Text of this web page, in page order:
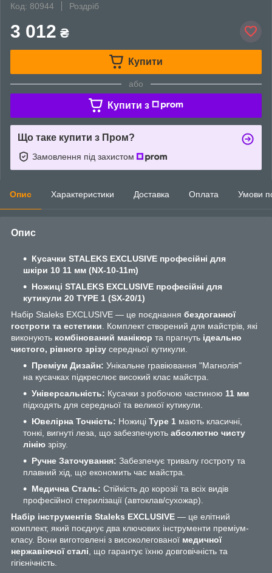
Код: 80944
Роздріб
3 012 ₴
Купити
або
Купити з
Що таке купити з Пром?
Замовлення під захистом
Опис Характеристики Доставка Оплата Умови
Опис
Кусачки STALEKS EXCLUSIVE професійні для
шкіри 10 11 мм (NX-10-11m)
Ножиці STALEKS EXCLUSIVE професійні для
кутикули 20 TYPE 1 (SX-20/1)
Набір Staleks EXCLUSIVE — це поєднання бездоганної
гостроти та естетики . Комплект створений для майстрів, які
виконують комбінований манікюр та прагнуть ідеально
чистого, рівного зрізу середньої кутикули.
Преміум Дизайн: Унікальне гравіювання "Магнолія"
на кусачках підкреслює високий клас майстра.
Універсальність: Кусачки з робочою частиною 11 мм
підходять для середньої та великої кутикули.
Ювелірна Точність: Ножиці Type 1 мають класичні,
тонкі, вигнуті леза, що забезпечують абсолютно чисту
лінію зрізу.
Ручне Заточування: Забезпечує тривалу гостроту та
плавний хід, що економить час майстра.
Медична Сталь: Стійкість до корозії та всіх видів
професійної стерилізації (автоклав/сухожар).
Набір інструментів Staleks EXCLUSIVE — це елітний
комплект, який поєднує два ключових інструменти преміум-
класу. Вони виготовлені з високолегованої медичної
нержавіючої сталі , що гарантує їхню довговічність та
гігієнічність.